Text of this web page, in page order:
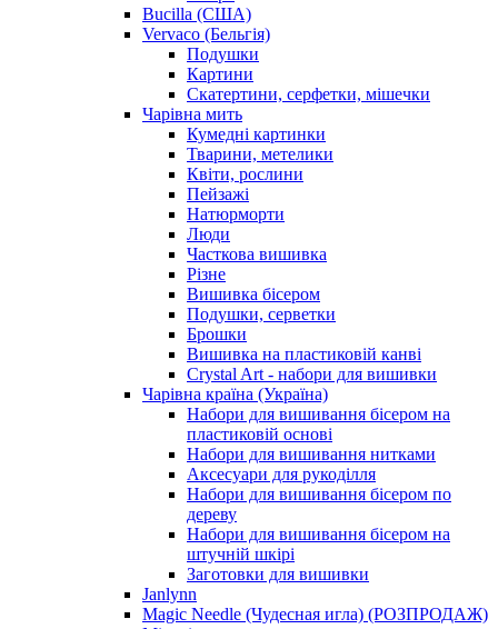
Bucilla (США)
Vervaco (Бельгія)
Подушки
Картини
Скатертини, серфетки, мішечки
Чарiвна мить
Кумедні картинки
Тварини, метелики
Квіти, рослини
Пейзажі
Натюрморти
Люди
Часткова вишивка
Різне
Вишивка бісером
Подушки, серветки
Брошки
Вишивка на пластиковій канві
Crystal Art - набори для вишивки
Чарівна країна (Україна)
Набори для вишивання бісером на
пластиковій основі
Набори для вишивання нитками
Аксесуари для рукоділля
Набори для вишивання бісером по
дереву
Набори для вишивання бісером на
штучній шкірі
Заготовки для вишивки
Janlynn
Magic Needle (Чудесная игла) (РОЗПРОДАЖ)